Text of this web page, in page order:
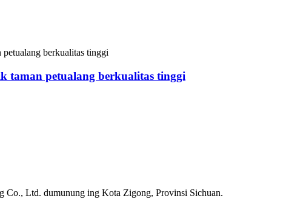
taman petualang berkualitas tinggi
Co., Ltd. dumunung ing Kota Zigong, Provinsi Sichuan.